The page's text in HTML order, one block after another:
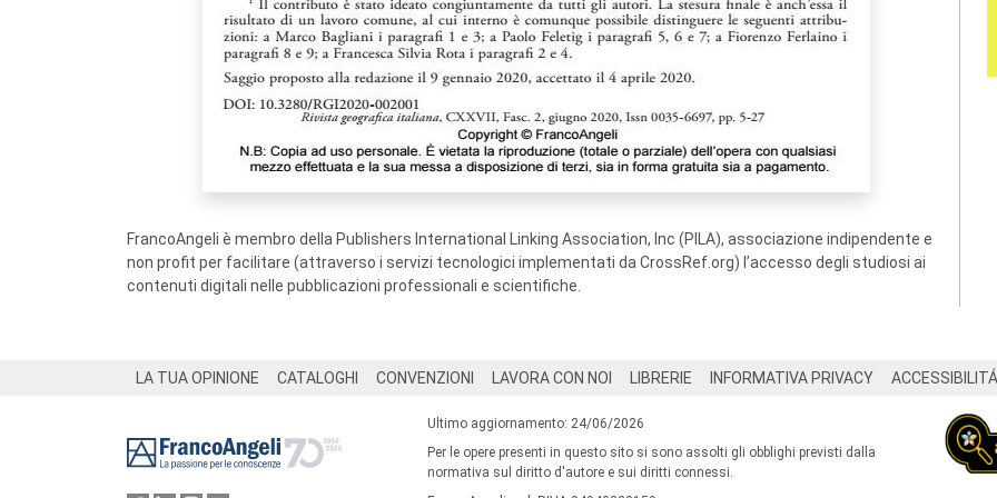
FrancoAngeli è membro della Publishers International Linking Association, Inc (PILA), associazione indipendente e
non profit per facilitare (attraverso i servizi tecnologici implementati da CrossRef.org) l’accesso degli studiosi ai
contenuti digitali nelle pubblicazioni professionali e scientifiche.
LA TUA OPINIONE CATALOGHI CONVENZIONI LAVORA CON NOI LIBRERIE INFORMATIVA PRIVACY ACCESSIBILITÁ
Ultimo aggiornamento: 24/06/2026
Per le opere presenti in questo sito si sono assolti gli obblighi previsti dalla
normativa sul diritto d'autore e sui diritti connessi.